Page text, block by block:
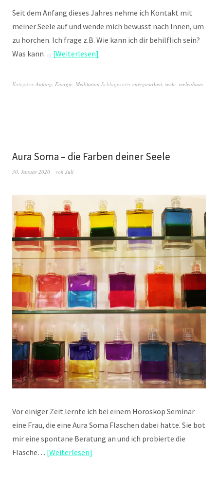
Seit dem Anfang dieses Jahres nehme ich Kontakt mit
meiner Seele auf und wende mich bewusst nach Innen, um
zu horchen. Ich frage z.B. Wie kann ich dir behilflich sein?
Was kann… Weiterlesen
Kategorie Anfang Energie Meditation Schlagwörterenergiearbeit seele seelenhaus
Aura Soma – die Farben deiner Seele
30. Januar 2020 von Juli
Vor einiger Zeit lernte ich bei einem Horoskop Seminar
eine Frau, die eine Aura Soma Flaschen dabei hatte. Sie bot
mir eine spontane Beratung an und ich probierte die
Flasche… Weiterlesen